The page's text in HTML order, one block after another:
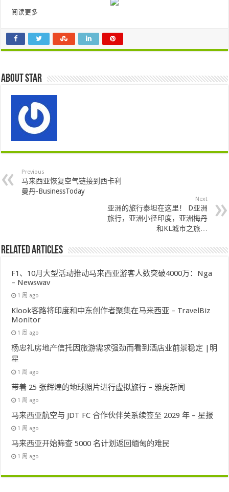
阅读更多
About star
Previous
马来西亚恢复空气链接到西卡利
曼丹-BusinessToday
Next
亚洲的旅行泰坦在这里！ D亚洲
旅行，亚洲小径印度，亚洲梅丹
和KL城市之旅…
Related Articles
F1、10月大型活动推动马来西亚游客人数突破4000万：Nga
– Newswav
1 周 ago
Klook客路将印度和中东创作者聚集在马来西亚 – TravelBiz
Monitor
1 周 ago
杨忠礼房地产信托因旅游需求强劲而看到酒店业前景稳定 |明
星
1 周 ago
带着 25 张辉煌的地球照片进行虚拟旅行 – 雅虎新闻
1 周 ago
马来西亚航空与 JDT FC 合作伙伴关系续签至 2029 年 – 星报
1 周 ago
马来西亚开始筛查 5000 名计划返回缅甸的难民
1 周 ago